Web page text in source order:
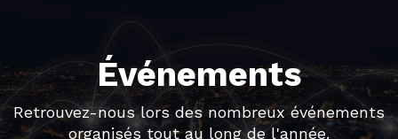
Événements
Retrouvez-nous lors des nombreux événements
organisés tout au long de l'année.